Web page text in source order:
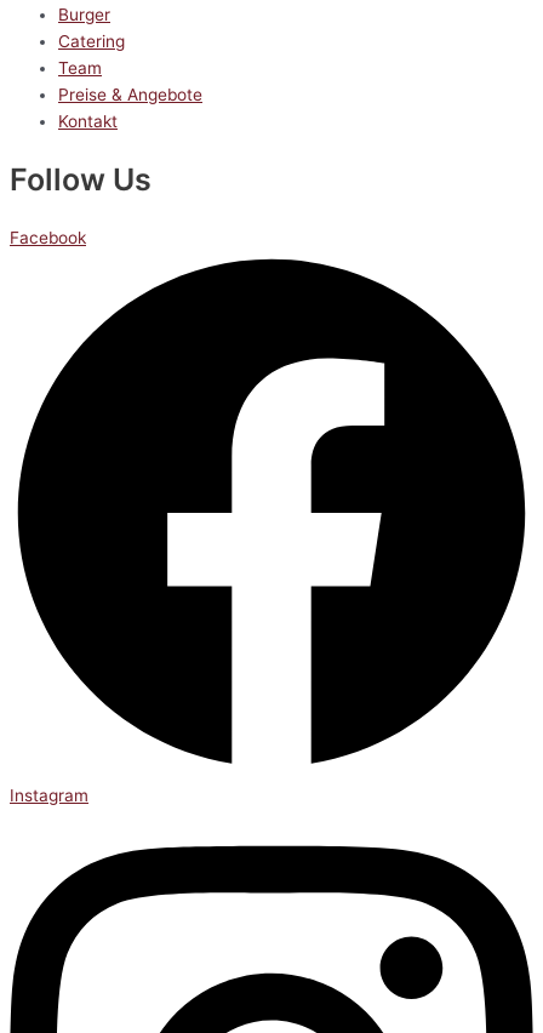
Burger
Catering
Team
Preise & Angebote
Kontakt
Follow Us
Facebook
Instagram